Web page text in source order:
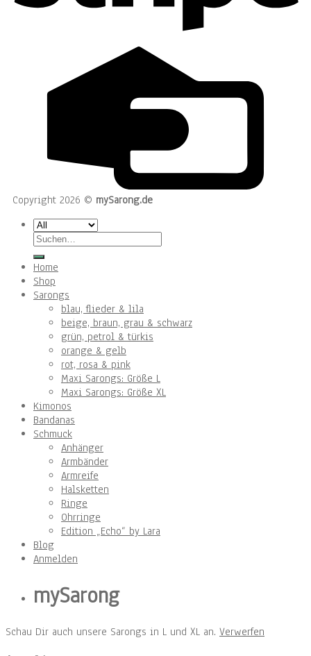
Copyright 2026 © mySarong.de
Suchen
nach:
Home
Shop
Sarongs
blau, flieder & lila
beige, braun, grau & schwarz
grün, petrol & türkis
orange & gelb
rot, rosa & pink
Maxi Sarongs: Größe L
Maxi Sarongs: Größe XL
Kimonos
Bandanas
Schmuck
Anhänger
Armbänder
Armreife
Halsketten
Ringe
Ohrringe
Edition „Echo“ by Lara
Blog
Anmelden
mySarong
Schau Dir auch unsere Sarongs in L und XL an. Verwerfen